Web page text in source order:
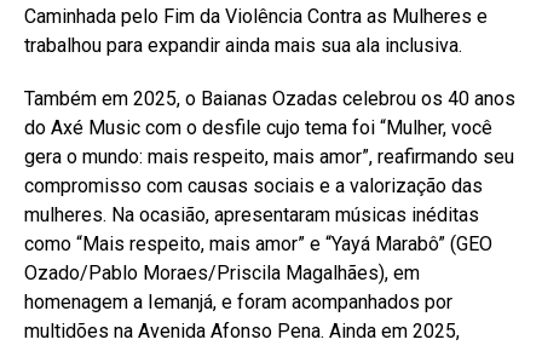
Caminhada pelo Fim da Violência Contra as Mulheres e
trabalhou para expandir ainda mais sua ala inclusiva.
Também em 2025, o Baianas Ozadas celebrou os 40 anos
do Axé Music com o desfile cujo tema foi “Mulher, você
gera o mundo: mais respeito, mais amor”, reafirmando seu
compromisso com causas sociais e a valorização das
mulheres. Na ocasião, apresentaram músicas inéditas
como “Mais respeito, mais amor” e “Yayá Marabô” (GEO
Ozado/Pablo Moraes/Priscila Magalhães), em
homenagem a Iemanjá, e foram acompanhados por
multidões na Avenida Afonso Pena. Ainda em 2025,